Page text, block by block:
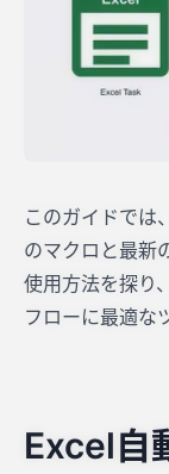
このガイドでは
のマクロと最新
使用方法を探り
フローに最適な
Excel自